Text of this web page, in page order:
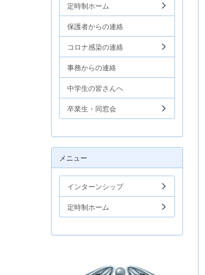
定時制ホーム
保護者からの連絡
コロナ感染の連絡
事務からの連絡
中学生の皆さんへ
卒業生・同窓会
メニュー
インターンシップ
定時制ホーム